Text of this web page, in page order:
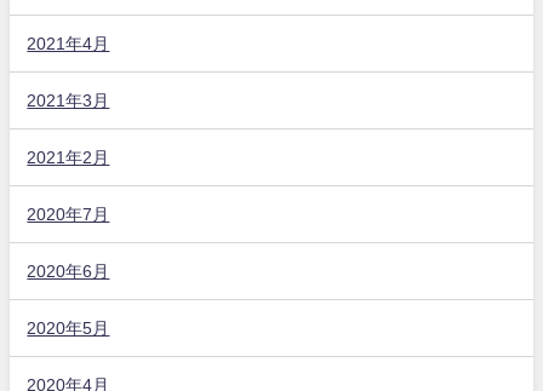
2021年4月
2021年3月
2021年2月
2020年7月
2020年6月
2020年5月
2020年4月